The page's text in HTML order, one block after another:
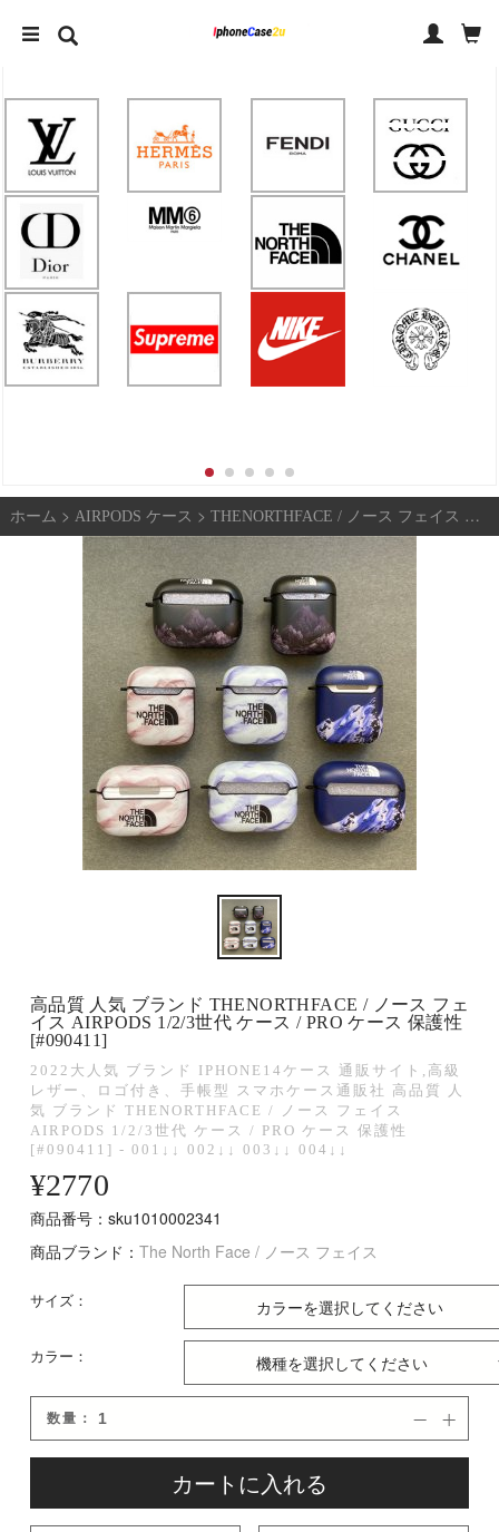
ホーム > AIRPODS ケース > THENORTHFACE / ノース フェイス >
高品質 人気 ブランド THENORTHFACE / ノース フェ
イス AIRPODS 1/2/3世代 ケース / PRO ケース 保護性
[#090411]
2022大人気 ブランド IPHONE14ケース 通販サイト,高級
レザー、ロゴ付き、手帳型 スマホケース通販社 高品質 人
気 ブランド THENORTHFACE / ノース フェイス
AIRPODS 1/2/3世代 ケース / PRO ケース 保護性
[#090411] - 001↓↓ 002↓↓ 003↓↓ 004↓↓
¥2770
商品番号：sku1010002341
商品ブランド： The North Face / ノース フェイス
サイズ：
カラー：
数量： 

カートに入れる